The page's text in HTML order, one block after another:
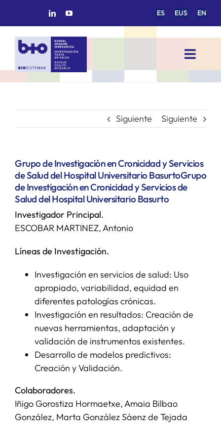
ES EUS EN
Toggle
INICIO
GRUPOS DE INVESTIGACIÓN
PROYECTOS/COLABORACIONES
SERVICIOS
APOYO I+D+I
NOTICIAS
Siguiente Siguiente
Grupo de Investigación en Cronicidad y Servicios
de Salud del Hospital Universitario BasurtoGrupo
de Investigación en Cronicidad y Servicios de
Salud del Hospital Universitario Basurto
Investigador Principal.
ESCOBAR MARTINEZ, Antonio
Líneas de Investigación.
Investigación en servicios de salud: Uso
apropiado, variabilidad, equidad en
diferentes patologías crónicas.
Investigación en resultados: Creación de
nuevas herramientas, adaptación y
validación de instrumentos existentes.
Desarrollo de modelos predictivos:
Creación y Validación.
Colaboradores.
Iñigo Gorostiza Hormaetxe, Amaia Bilbao
González, Marta González Sáenz de Tejada